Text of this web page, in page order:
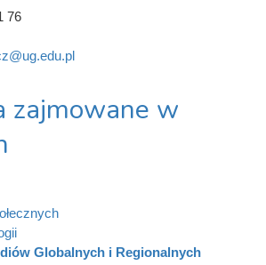
76
zajmowane w
Globalnych i Regionalnych